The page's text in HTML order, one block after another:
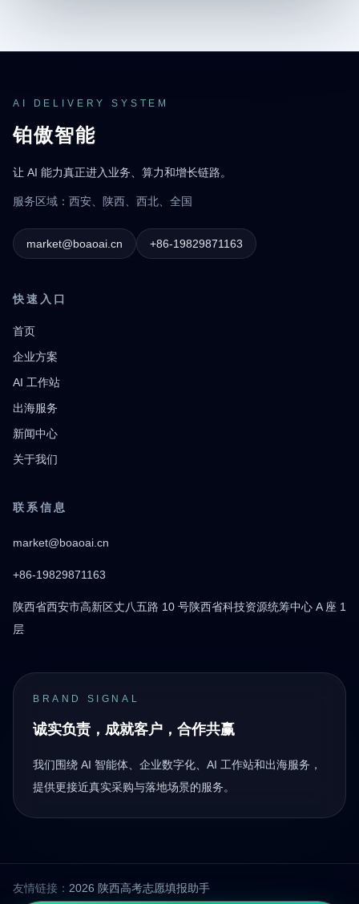
AI DELIVERY SYSTEM
铂傲智能
让 AI 能力真正进入业务、算力和增长链路。
服务区域：西安、陕西、西北、全国
market@boaoai.cn +86-19829871163
快速入口
首页
企业方案
AI 工作站
出海服务
新闻中心
关于我们
联系信息
market@boaoai.cn
+86-19829871163
陕西省西安市高新区丈八五路 10 号陕西省科技资源统筹中心 A 座 1
层
BRAND SIGNAL
诚实负责，成就客户，合作共赢
我们围绕 AI 智能体、企业数字化、AI 工作站和出海服务，
提供更接近真实采购与落地场景的服务。
友情链接： 2026 陕西高考志愿填报助手